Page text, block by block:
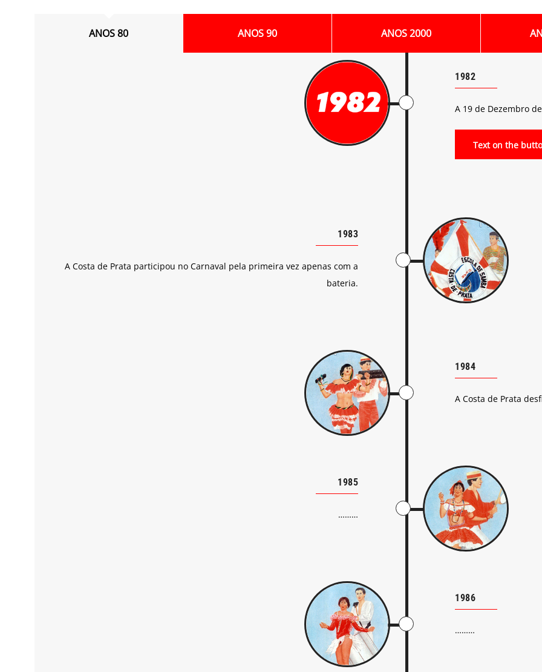
ANOS 80 ANOS 90 ANOS 2000
1982
A 19 de Dezembro
Text on the
1983
A Costa de Prata participou no Carnaval pela primeira vez apenas com a
bateria.
1984
A Costa de Prata
1985
………
1986
………